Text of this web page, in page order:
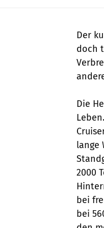
Der
doch
Die
lange
2000
bei
bei